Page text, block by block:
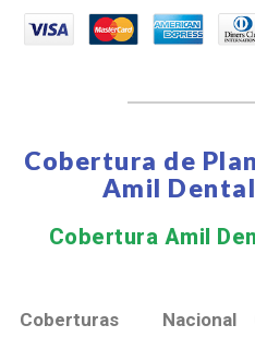
Cobertura de
Amil
Cobertura Amil
Coberturas
Nacional